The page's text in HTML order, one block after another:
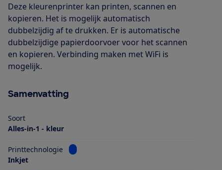
Deze kleurenprinter kan printen, scannen en
kopieren. Het is mogelijk automatisch
dubbelzijdig af te drukken. Er is automatische
dubbelzijdige papierdoorvoer voor het scannen
en kopieren. Verbinding maken met WiFi is
mogelijk.
Samenvatting
Soort
Alles-in-1 - kleur
Printtechnologie
Bekijk informatie voor Printtechnologie
Inkjet